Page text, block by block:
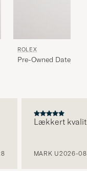
ROLEX
Pre-Owned Datejust
Lækkert
MARK U2026-